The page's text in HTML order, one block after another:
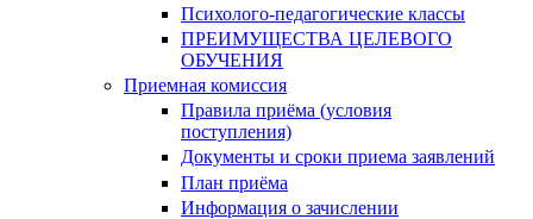
Психолого-педагогические классы
ПРЕИМУЩЕСТВА ЦЕЛЕВОГО
ОБУЧЕНИЯ
Приемная комиссия
Правила приёма (условия
поступления)
Документы и сроки приема заявлений
План приёма
Информация о зачислении